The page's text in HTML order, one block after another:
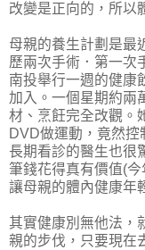
改變是正向的，所以
母親的養生計劃是最
歷兩次手術．第一次
南投舉行一週的健康
加入。一個星期約兩
材、烹飪完全改觀。
DVD做運動，竟然
長期看診的醫生也很
筆錢花得真有價值(
讓母親的體內健康年
其實健康別無他法，
親的步伐，只要現在